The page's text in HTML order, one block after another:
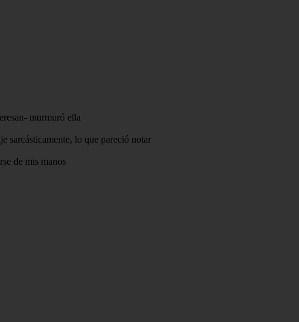
murmuró ella
sarcásticamente, lo que pareció notar
de mis manos